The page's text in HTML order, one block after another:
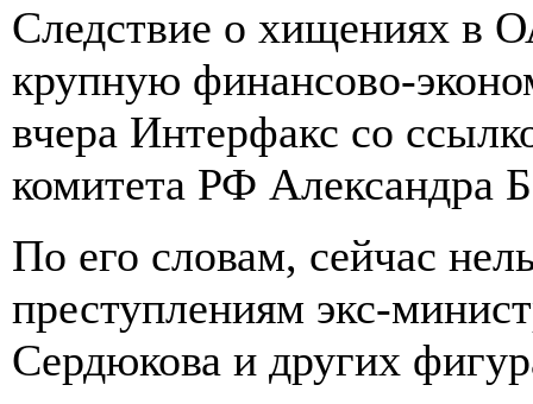
Следствие о хищениях в
крупную финансово-
вчера Интерфакс со
комитета РФ Александра
По его словам, сейчас
преступлениям экс-
Сердюкова и других